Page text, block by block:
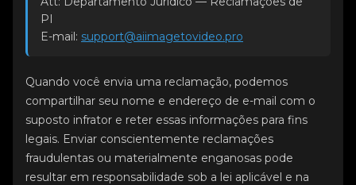
PI
E-mail: support@aiimagetovideo.pro
Quando você envia uma reclamação, podemos
compartilhar seu nome e endereço de e-mail com o
suposto infrator e reter essas informações para fins
legais. Enviar conscientemente reclamações
fraudulentas ou materialmente enganosas pode
resultar em responsabilidade sob a lei aplicável e na